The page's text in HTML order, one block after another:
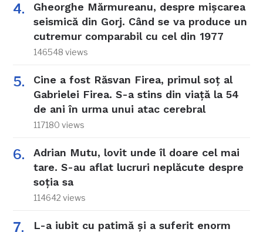
Gheorghe Mărmureanu, despre mișcarea
seismică din Gorj. Când se va produce un
cutremur comparabil cu cel din 1977
146548 views
Cine a fost Răsvan Firea, primul soț al
Gabrielei Firea. S-a stins din viață la 54
de ani în urma unui atac cerebral
117180 views
Adrian Mutu, lovit unde îl doare cel mai
tare. S-au aflat lucruri neplăcute despre
soția sa
114642 views
L-a iubit cu patimă și a suferit enorm